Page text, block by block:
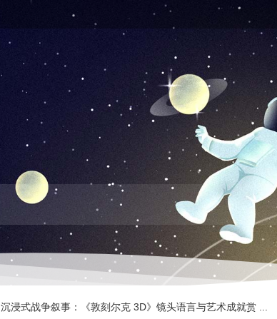
沉浸式战争叙事：《敦刻尔克 3D》镜头语言与艺术成就赏 ...